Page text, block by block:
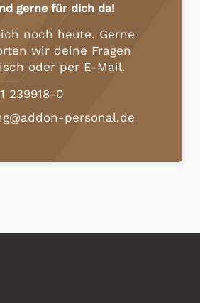
gerne für dich da!
noch heute. Gerne
wir deine Fragen
oder per E-Mail.
239918-0
personal.de